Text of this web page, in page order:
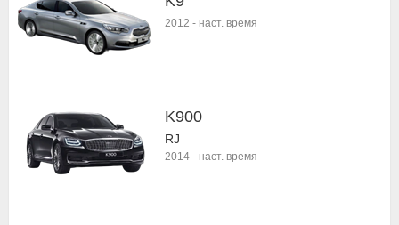
2012 - наст. время
K900
RJ
2014 - наст. время